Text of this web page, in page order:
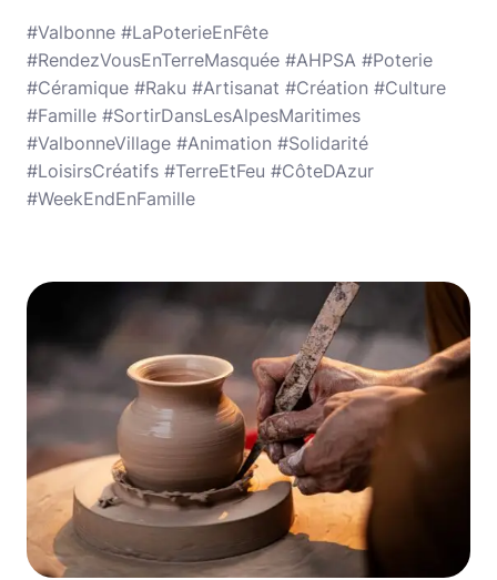
#Valbonne #LaPoterieEnFête
#RendezVousEnTerreMasquée #AHPSA #Poterie
#Céramique #Raku #Artisanat #Création #Culture
#Famille #SortirDansLesAlpesMaritimes
#ValbonneVillage #Animation #Solidarité
#LoisirsCréatifs #TerreEtFeu #CôteDAzur
#WeekEndEnFamille